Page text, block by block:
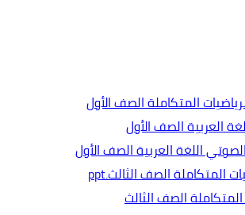
العربية الصف الأول
اللغة العربية الصف الأول